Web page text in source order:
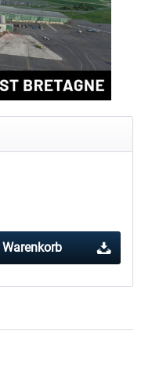
Aerosoft Airport Köln/
Warenkorb